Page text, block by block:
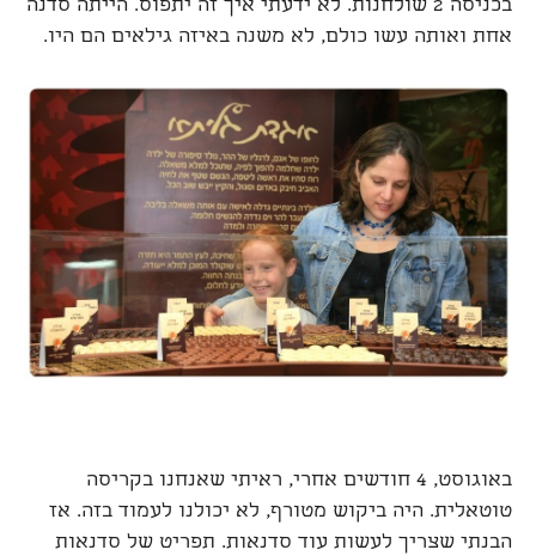
בכניסה 2 שולחנות. לא ידעתי איך זה יתפוס. הייתה סדנה
אחת ואותה עשו כולם, לא משנה באיזה גילאים הם היו.
באוגוסט, 4 חודשים אחרי, ראיתי שאנחנו בקריסה
טוטאלית. היה ביקוש מטורף, לא יכולנו לעמוד בזה. אז
הבנתי שצריך לעשות עוד סדנאות. תפריט של סדנאות